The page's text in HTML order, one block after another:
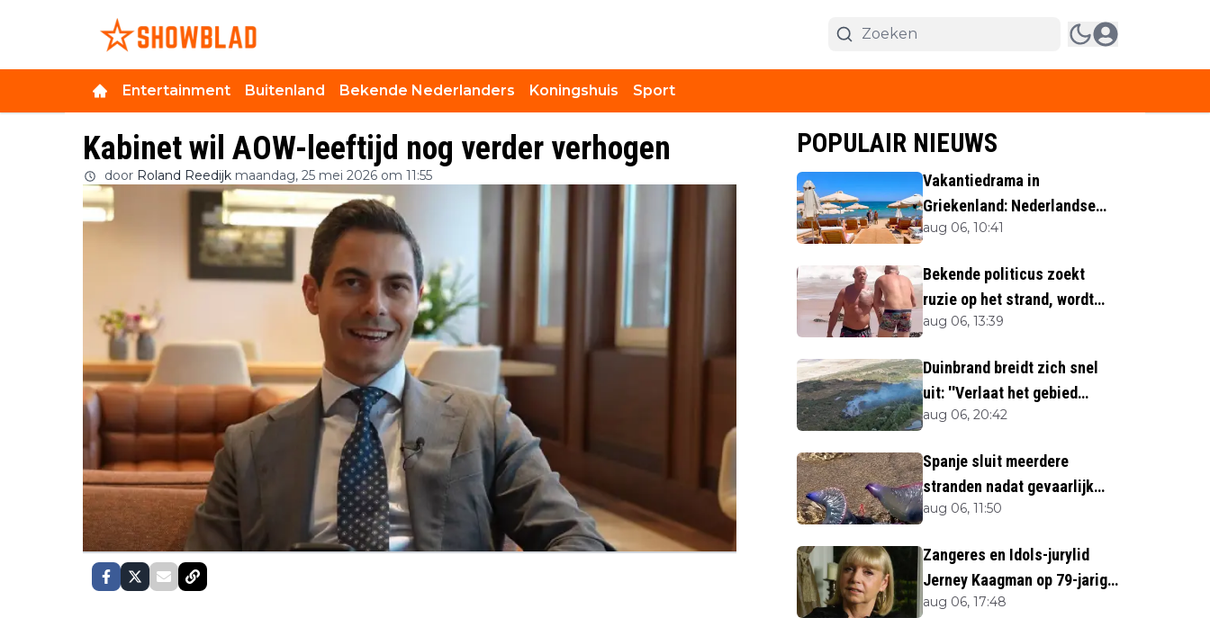
Entertainment Buitenland Bekende Nederlanders Koningshuis Sport
Kabinet wil AOW-leeftijd nog verder verhogen
door Roland Reedijk maandag, 25 mei 2026 om 11:55
POPULAIR NIEUWS
Vakantiedrama in
Griekenland: Nederlandse
(40) omgekomen
aug 06, 10:41
Bekende politicus zoekt
ruzie op het strand, wordt
neergemaaid
aug 06, 13:39
Duinbrand breidt zich snel
uit: ''Verlaat het gebied
direct''
aug 06, 20:42
Spanje sluit meerdere
stranden nadat gevaarlijk
zeedier opduikt
aug 06, 11:50
Zangeres en Idols-jurylid
Jerney Kaagman op 79-jarige
leeftijd overleden
aug 06, 17:48